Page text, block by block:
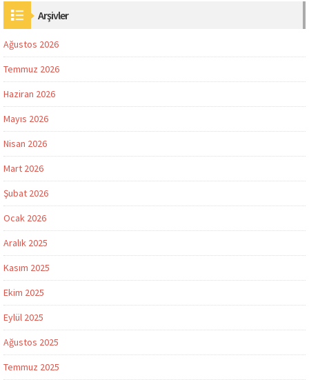
Arşivler
Ağustos 2026
Temmuz 2026
Haziran 2026
Mayıs 2026
Nisan 2026
Mart 2026
Şubat 2026
Ocak 2026
Aralık 2025
Kasım 2025
Ekim 2025
Eylül 2025
Ağustos 2025
Temmuz 2025